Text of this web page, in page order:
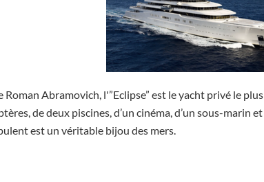
Roman Abramovich, l'”Eclipse” est le yacht privé le
de deux piscines, d’un cinéma, d’un sous-marin
est un véritable bijou des mers.